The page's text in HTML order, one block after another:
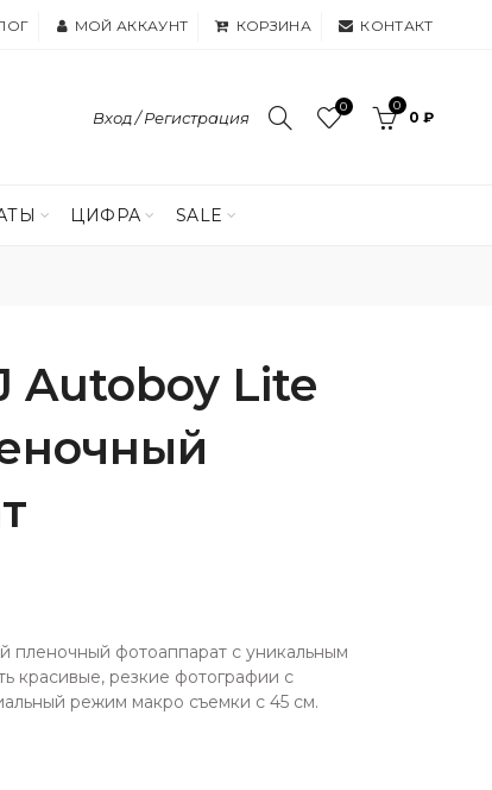
МОЙ АККАУНТ КОРЗИНА КОНТАКТ
Вход / Регистрация
0 0
0 ₽
ЦИФРА SALE
Autoboy Lite
пленочный фотоаппарат с уникальным
красивые, резкие фотографии с
режим макро съемки с 45 см.